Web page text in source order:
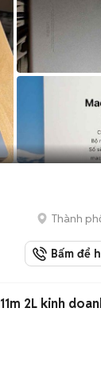
Thành
Bấm để
2L kinh